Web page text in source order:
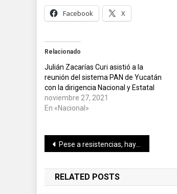
Facebook X
Relacionado
Julián Zacarías Curi asistió a la
reunión del sistema PAN de Yucatán
con la dirigencia Nacional y Estatal
noviembre 27, 2021
En «Nacional»
Navegación
de
entradas
Pese a resistencias, hay que apoyar el nuevo modelo de salud para brindar más y mejores servicios médicos: Zoé Robledo
RELATED POSTS